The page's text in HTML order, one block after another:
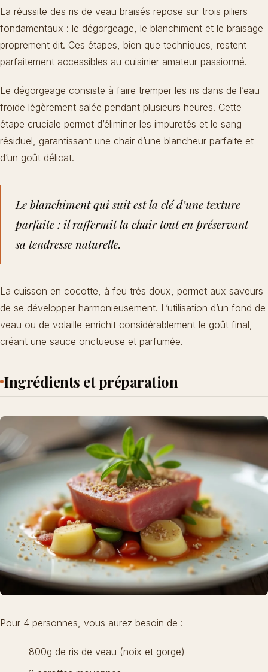
La réussite des ris de veau braisés repose sur trois piliers
fondamentaux : le dégorgeage, le blanchiment et le braisage
proprement dit. Ces étapes, bien que techniques, restent
parfaitement accessibles au cuisinier amateur passionné.
Le dégorgeage consiste à faire tremper les ris dans de l’eau
froide légèrement salée pendant plusieurs heures. Cette
étape cruciale permet d’éliminer les impuretés et le sang
résiduel, garantissant une chair d’une blancheur parfaite et
d’un goût délicat.
Le blanchiment qui suit est la clé d’une texture
parfaite : il raffermit la chair tout en préservant
sa tendresse naturelle.
La cuisson en cocotte, à feu très doux, permet aux saveurs
de se développer harmonieusement. L’utilisation d’un fond de
veau ou de volaille enrichit considérablement le goût final,
créant une sauce onctueuse et parfumée.
Ingrédients et préparation
Pour 4 personnes, vous aurez besoin de :
800g de ris de veau (noix et gorge)